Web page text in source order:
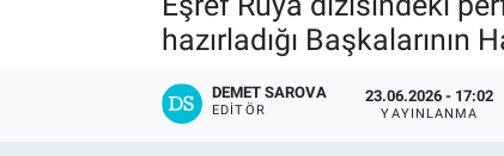
hazırladığı Başkalarının
DEMET SAROVA
EDITÖR
23.06.2026 - 17:02
YAYINLANMA
ASTROLOJİ